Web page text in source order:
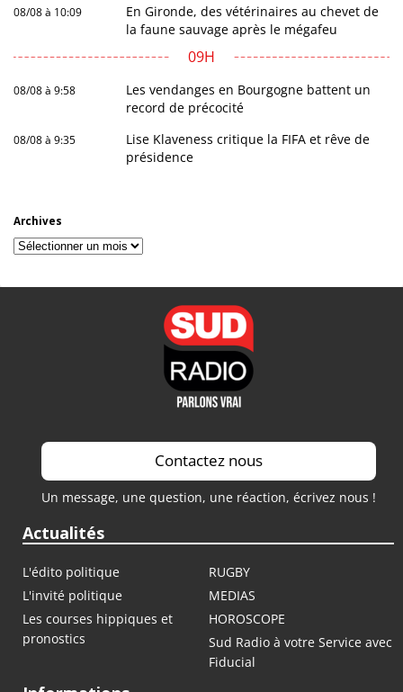
08/08 à 10:09
En Gironde, des vétérinaires au chevet de
la faune sauvage après le mégafeu
09H
08/08 à 9:58
Les vendanges en Bourgogne battent un
record de précocité
08/08 à 9:35
Lise Klaveness critique la FIFA et rêve de
présidence
Archives
Archives
Contactez nous
Un message, une question, une réaction, écrivez nous !
Actualités
L'édito politique
RUGBY
L'invité politique
MEDIAS
Les courses hippiques et
pronostics
HOROSCOPE
Sud Radio à votre Service avec
Fiducial